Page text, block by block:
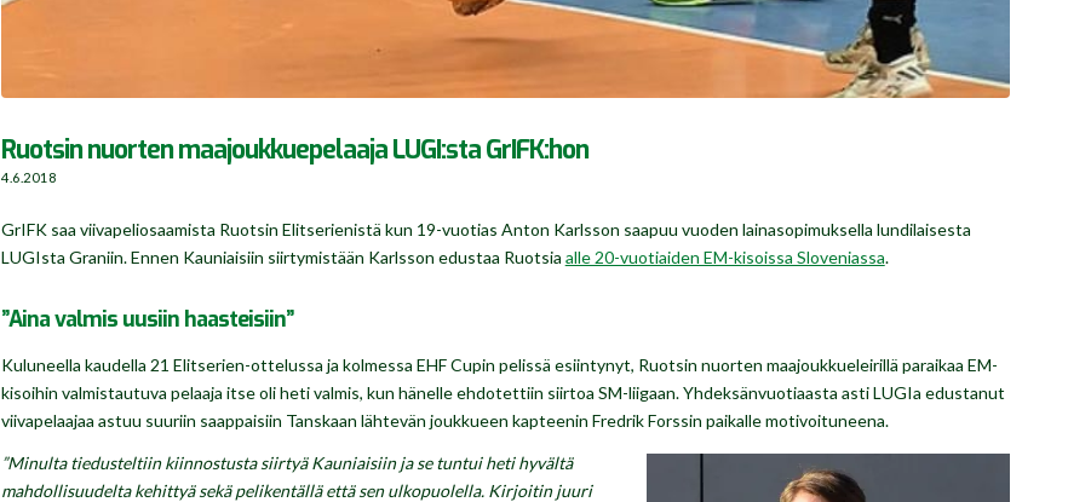
Ruotsin nuorten maajoukkuepelaaja LUGI:sta GrIFK:hon
4.6.2018
GrIFK saa viivapeliosaamista Ruotsin Elitserienistä kun 19-vuotias Anton Karlsson saapuu vuoden lainasopimuksella lundilaisesta
LUGIsta Graniin. Ennen Kauniaisiin siirtymistään Karlsson edustaa Ruotsia alle 20-vuotiaiden EM-kisoissa Sloveniassa.
”Aina valmis uusiin haasteisiin”
Kuluneella kaudella 21 Elitserien-ottelussa ja kolmessa EHF Cupin pelissä esiintynyt, Ruotsin nuorten maajoukkueleirillä paraikaa EM-
kisoihin valmistautuva pelaaja itse oli heti valmis, kun hänelle ehdotettiin siirtoa SM-liigaan. Yhdeksänvuotiaasta asti LUGIa edustanut
viivapelaajaa astuu suuriin saappaisiin Tanskaan lähtevän joukkueen kapteenin Fredrik Forssin paikalle motivoituneena.
”Minulta tiedusteltiin kiinnostusta siirtyä Kauniaisiin ja se tuntui heti hyvältä
mahdollisuudelta kehittyä sekä pelikentällä että sen ulkopuolella. Kirjoitin juuri